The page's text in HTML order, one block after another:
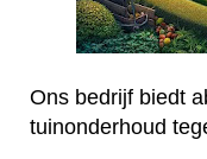
Ons bedrijf biedt
tuinonderhoud